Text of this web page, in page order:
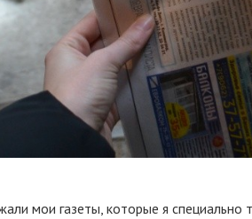
мои газеты, которые я специально